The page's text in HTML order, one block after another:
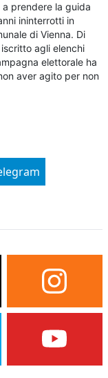
prendere la guida
ininterrotti in
di Vienna. Di
agli elenchi
elettorale ha
aver agito per non